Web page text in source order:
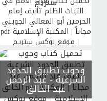
المكتبة الإسلامية | موقع
بوكس ستريم
التياث الظلم تأليف إمام
الحرمين أبو المعالي الجويني
pdf مجاناً | المكتبة الإسلامية
| موقع بوكس ستريم
وجوب تطبيق الحدود
الشرعية- عبد الرحمن
عبد الخالق